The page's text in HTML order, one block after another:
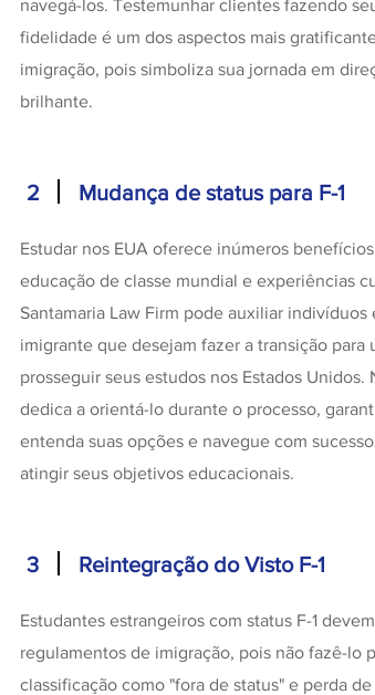
navegá-los. Testemunhar clientes fazendo
fidelidade é um dos aspectos mais
imigração, pois simboliza sua jornada em
brilhante.
2 Mudança de status para F-1
Estudar nos EUA oferece inúmeros
educação de classe mundial e experiências
Santamaria Law Firm pode auxiliar indivíduos
imigrante que desejam fazer a transição para
prosseguir seus estudos nos Estados Unidos.
dedica a orientá-lo durante o processo,
entenda suas opções e navegue com
atingir seus objetivos educacionais.
3 Reintegração do Visto F-1
Estudantes estrangeiros com status F-1
regulamentos de imigração, pois não fazê-lo
classificação como "fora de status" e perda de